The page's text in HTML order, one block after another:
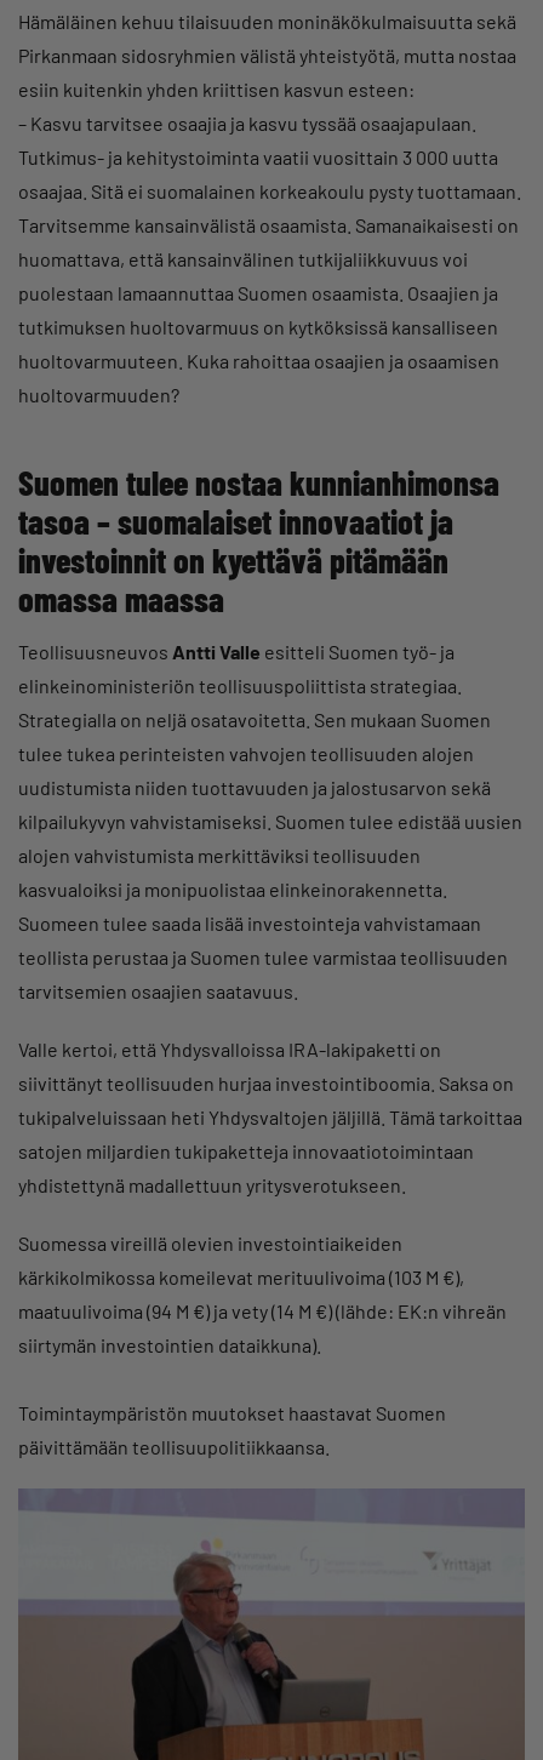
Hämäläinen kehuu tilaisuuden moninäkökulmaisuutta sekä
Pirkanmaan sidosryhmien välistä yhteistyötä, mutta nostaa
esiin kuitenkin yhden kriittisen kasvun esteen:
– Kasvu tarvitsee osaajia ja kasvu tyssää osaajapulaan.
Tutkimus- ja kehitystoiminta vaatii vuosittain 3 000 uutta
osaajaa. Sitä ei suomalainen korkeakoulu pysty tuottamaan.
Tarvitsemme kansainvälistä osaamista. Samanaikaisesti on
huomattava, että kansainvälinen tutkijaliikkuvuus voi
puolestaan lamaannuttaa Suomen osaamista. Osaajien ja
tutkimuksen huoltovarmuus on kytköksissä kansalliseen
huoltovarmuuteen. Kuka rahoittaa osaajien ja osaamisen
huoltovarmuuden?
Suomen tulee nostaa kunnianhimonsa
tasoa – suomalaiset innovaatiot ja
investoinnit on kyettävä pitämään
omassa maassa
Teollisuusneuvos Antti Valle esitteli Suomen työ- ja
elinkeinoministeriön teollisuuspoliittista strategiaa.
Strategialla on neljä osatavoitetta. Sen mukaan Suomen
tulee tukea perinteisten vahvojen teollisuuden alojen
uudistumista niiden tuottavuuden ja jalostusarvon sekä
kilpailukyvyn vahvistamiseksi. Suomen tulee edistää uusien
alojen vahvistumista merkittäviksi teollisuuden
kasvualoiksi ja monipuolistaa elinkeinorakennetta.
Suomeen tulee saada lisää investointeja vahvistamaan
teollista perustaa ja Suomen tulee varmistaa teollisuuden
tarvitsemien osaajien saatavuus.
Valle kertoi, että Yhdysvalloissa IRA-lakipaketti on
siivittänyt teollisuuden hurjaa investointiboomia. Saksa on
tukipalveluissaan heti Yhdysvaltojen jäljillä. Tämä tarkoittaa
satojen miljardien tukipaketteja innovaatiotoimintaan
yhdistettynä madallettuun yritysverotukseen.
Suomessa vireillä olevien investointiaikeiden
kärkikolmikossa komeilevat merituulivoima (103 M €),
maatuulivoima (94 M €) ja vety (14 M €) (lähde: EK:n vihreän
siirtymän investointien dataikkuna).
Toimintaympäristön muutokset haastavat Suomen
päivittämään teollisuupolitiikkaansa.